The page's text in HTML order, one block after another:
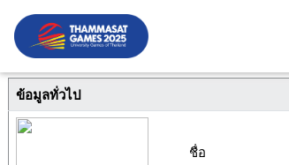
ข้อมูลทั่วไป
ชื่อ